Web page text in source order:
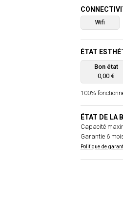
Wifi
ÉTAT
Bon état
0,00 €
100%
ÉTAT DE LA
Capacité
Garantie 6
Politique de